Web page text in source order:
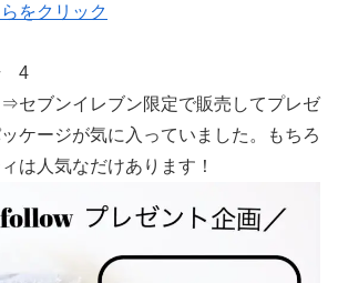
をクリック
4
セブンイレブン限定で販売してプレゼ
ケージが気に入っていました。もちろ
は人気なだけあります！